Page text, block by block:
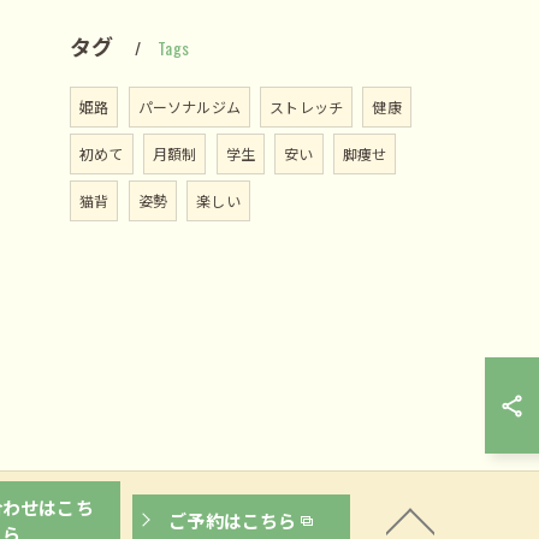
タグ Tags
姫路 パーソナルジム ストレッチ 健康
初めて 月額制 学生 安い 脚痩せ
猫背 姿勢 楽しい
せはこち
ら
ご予約はこちら